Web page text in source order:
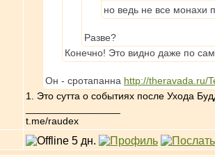
но ведь не все монахи
Разве?
Конечно! Это видно даже по
Он - сротапанна http://theravada.ru/
1. Это сутта о событиях после Ухода
t.me/raudex